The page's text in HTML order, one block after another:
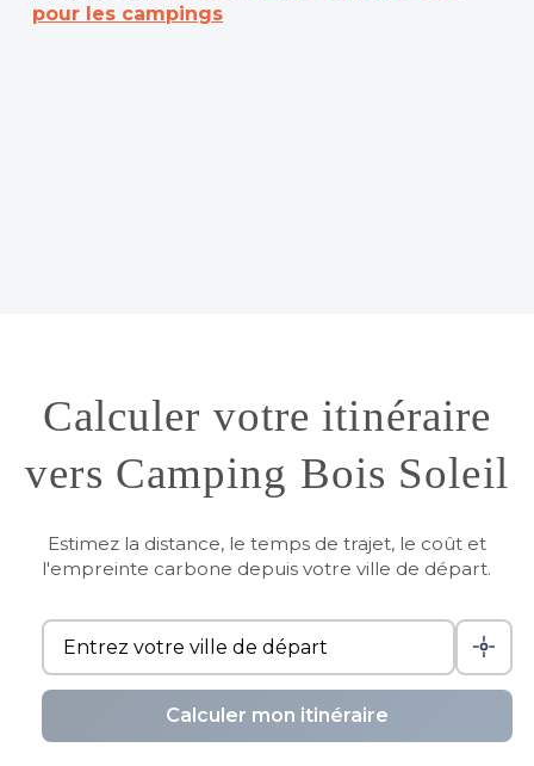
pour les campings
Calculer votre itinéraire
vers Camping Bois Soleil
Estimez la distance, le temps de trajet, le coût et
l'empreinte carbone depuis votre ville de départ.
Calculer mon itinéraire